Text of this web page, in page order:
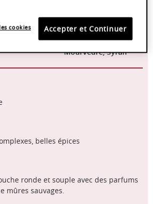
Mécanique
Grenache,
Mourvèdre, Syrah
belles épices
ronde et souple avec des parfums
mûres sauvages.
Accepter et Continuer
cookies